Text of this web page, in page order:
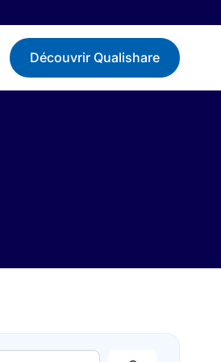
Découvrir Qualishare